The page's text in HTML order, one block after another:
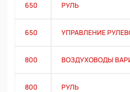
650 РУЛЬ
650 УПРАВЛЕНИЕ
800 ВОЗДУХОВОДЫ
800 РУЛЬ